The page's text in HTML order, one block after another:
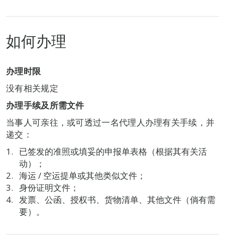
如何办理
办理时限
没有相关规定
办理手续及所需文件
当事人可亲往，或可透过一名代理人办理有关手续，并
递交：
已签发的准照或填妥的申报单表格（根据其有关活
动）；
海运 / 空运提单或其他类似文件；
身份证明文件；
发票、公函、授权书、货物清单、其他文件（倘有需
要）。